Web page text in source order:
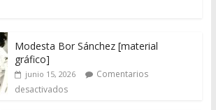
Modesta Bor Sánchez [material
gráfico]
junio 15, 2026
Comentarios
desactivados